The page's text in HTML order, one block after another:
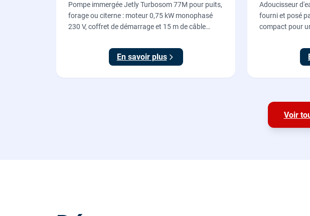
Pompe immergée Jetly Turbosom 77M pour puits,
forage ou citerne : moteur 0,75 kW monophasé
230 V, coffret de démarrage et 15 m de câble
maison, fournie et posée par nos plombiers.
En savoir plus
Adoucisseur
fourni et posé
compact pour
Origine France
Voir